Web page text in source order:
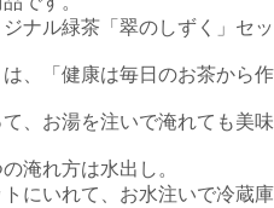
ナル緑茶「翠のしずく」セ
、「健康は毎日のお茶から
、お湯を注いで淹れても美
淹れ方は水出し。
にいれて、お水注いで冷蔵